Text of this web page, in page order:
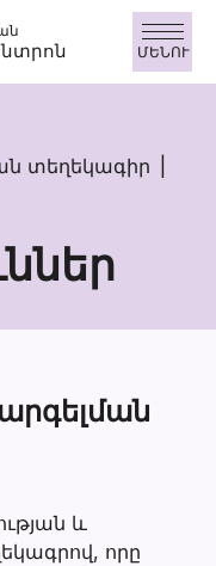
ՄԵՆՈՒ
տեղեկագիր
և
որը